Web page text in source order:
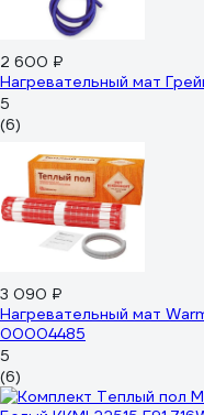
2 600 ₽
Нагревательный мат
5
(6)
3 090 ₽
Нагревательный мат
00004485
5
(6)